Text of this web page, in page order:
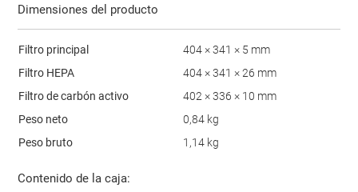
Dimensiones del producto
Filtro principal
404 × 341 × 5 mm
Filtro HEPA
404 × 341 × 26 mm
Filtro de carbón activo
402 × 336 × 10 mm
Peso neto
0,84 kg
Peso bruto
1,14 kg
Contenido de la caja: